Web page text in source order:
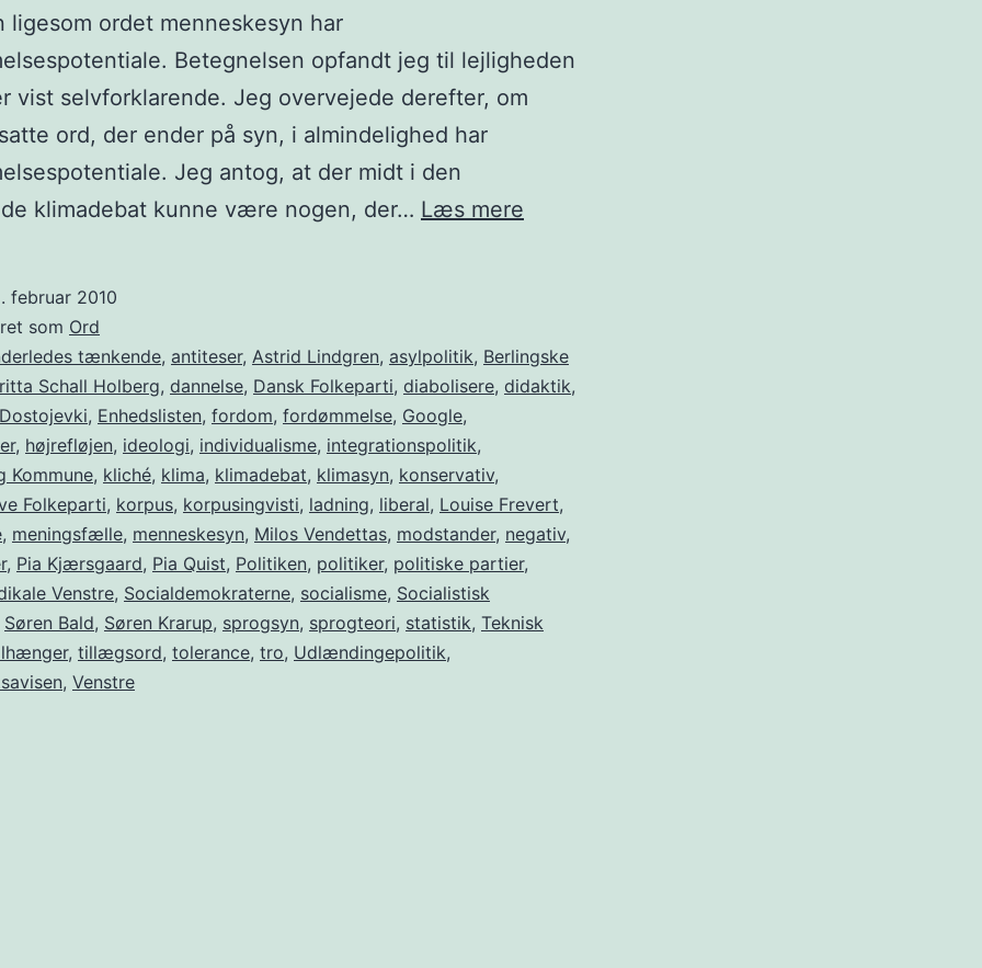
ligesom ordet menneskesyn har
Betegnelsen opfandt jeg til lejligheden
vist selvforklarende. Jeg overvejede derefter, om
ord, der ender på syn, i almindelighed har
Jeg antog, at der midt i den
klimadebat kunne være nogen, der… Læs mere
februar 2010
som Ord
tænkende, antiteser, Astrid Lindgren, asylpolitik, Berlingske
Schall Holberg, dannelse, Dansk Folkeparti, diabolisere, didaktik,
Dostojevki, Enhedslisten, fordom, fordømmelse, Google,
, højrefløjen, ideologi, individualisme, integrationspolitik,
Kommune, kliché, klima, klimadebat, klimasyn, konservativ,
Folkeparti, korpus, korpusingvisti, ladning, liberal, Louise Frevert,
, meningsfælle, menneskesyn, Milos Vendettas, modstander, negativ,
, Pia Kjærsgaard, Pia Quist, Politiken, politiker, politiske partier,
Venstre, Socialdemokraterne, socialisme, Socialistisk
Søren Bald, Søren Krarup, sprogsyn, sprogteori, statistik, Teknisk
, tillægsord, tolerance, tro, Udlændingepolitik,
, Venstre